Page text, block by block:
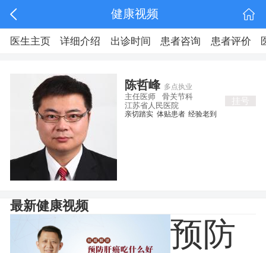
健康视频
医生主页 详细介绍 出诊时间 患者咨询 患者评价
陈哲峰 多点执业
主任医师
骨关节科
江苏省人民医院
挂号
亲切踏实 体贴患者 经验老到
最新健康视频
预防